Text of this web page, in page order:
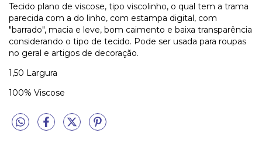
Tecido plano de viscose, tipo viscolinho, o qual tem a trama
parecida com a do linho, com estampa digital, com
"barrado", macia e leve, bom caimento e baixa transparência
considerando o tipo de tecido. Pode ser usada para roupas
no geral e artigos de decoração.
1,50 Largura
100% Viscose